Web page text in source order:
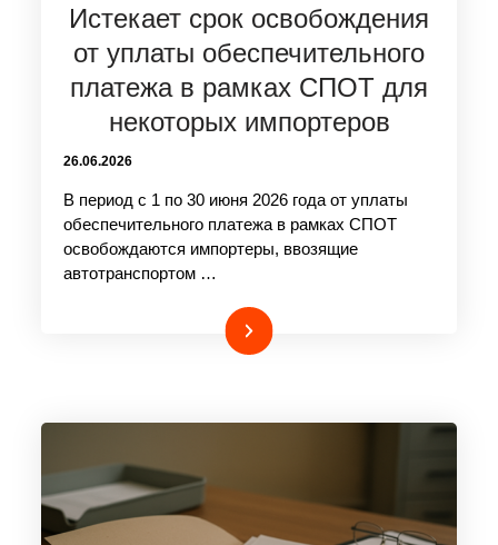
Истекает срок освобождения
от уплаты обеспечительного
платежа в рамках СПОТ для
некоторых импортеров
26.06.2026
В период с 1 по 30 июня 2026 года от уплаты
обеспечительного платежа в рамках СПОТ
освобождаются импортеры, ввозящие
автотранспортом …
Подробнее